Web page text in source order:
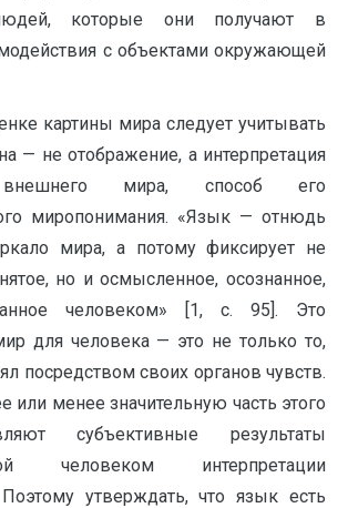
которые они получают в
с объектами окружающей
картины мира следует учитывать
— не отображение, а интерпретация
мира, способ его
миропонимания. «Язык — отнюдь
мира, а потому фиксирует не
но и осмысленное, осознанное,
человеком» [1, c. 95]. Это
для человека — это не только то,
посредством своих органов чувств.
или менее значительную часть этого
субъективные результаты
человеком интерпретации
Поэтому утверждать, что язык есть